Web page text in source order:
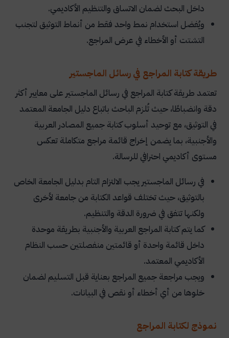
داخل البحث لضمان الاتساق والتنظيم الأكاديمي.
ويُفضل استخدام نمط واحد فقط من أنماط التوثيق لتجنب
التشتت أو الأخطاء في عرض المراجع.
طريقة كتابة المراجع في رسائل الماجستير
تعتمد طريقة كتابة المراجع في رسائل الماجستير على معايير أكثر
دقة وانضباطًا، حيث تُلزم الباحث باتباع دليل الجامعة المعتمد
في التوثيق، مع توحيد أسلوب كتابة جميع المصادر العربية
والأجنبية، بما يضمن إخراج قائمة مراجع متكاملة تعكس
مستوى أكاديمي احترافي للرسالة.
في رسائل الماجستير يجب الالتزام التام بدليل الجامعة الخاص
بالتوثيق، حيث تختلف قواعد الكتابة من جامعة لأخرى
ولكنها تتفق في ضرورة الدقة والتنظيم.
كما يتم كتابة المراجع العربية والأجنبية بطريقة موحدة
داخل قائمة واحدة أو قائمتين منفصلتين حسب النظام
الأكاديمي المعتمد.
ويجب مراجعة جميع المراجع بعناية قبل التسليم لضمان
خلوها من أي أخطاء أو نقص في البيانات.
نموذج لكتابة المراجع